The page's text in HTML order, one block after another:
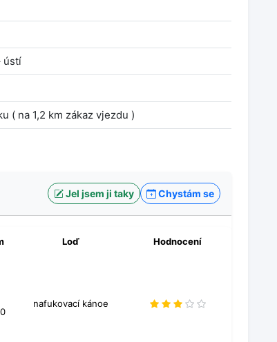
ústí
( na 1,2 km zákaz vjezdu )
Jel jsem ji taky Chystám se
Loď Hodnocení
nafukovací kánoe